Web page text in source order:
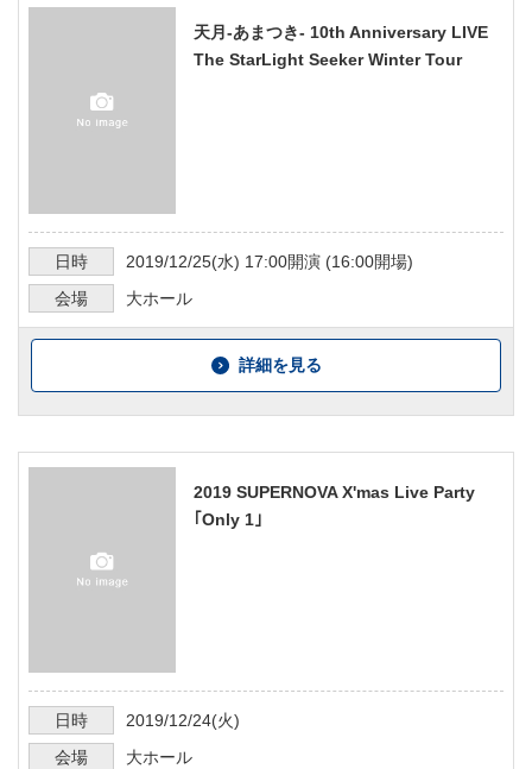
天月-あまつき- 10th Anniversary LIVE
The StarLight Seeker Winter Tour
日時 2019/12/25(水) 17:00開演 (16:00開場)
会場
大ホール
詳細を見る
2019 SUPERNOVA X'mas Live Party
｢Only 1｣
日時 2019/12/24(火)
会場
大ホール